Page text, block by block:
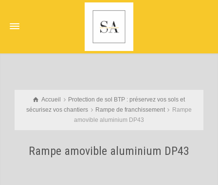
Accueil
Protection de sol BTP : préservez vos sols et
sécurisez vos chantiers
Rampe de franchissement
Rampe
amovible aluminium DP43
Rampe amovible aluminium DP43